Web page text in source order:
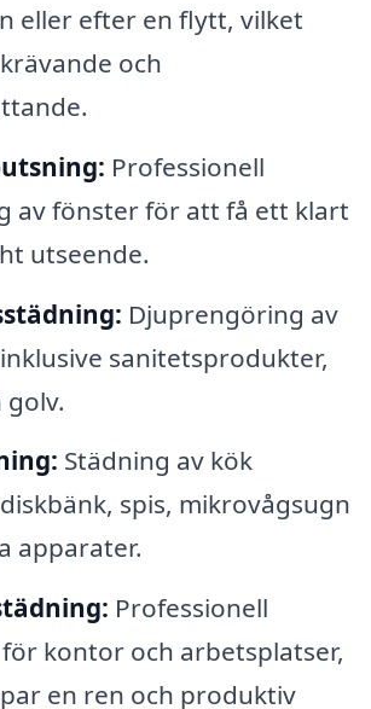
eller efter en flytt, vilket
och
Professionell
av fönster för att få ett klart
utseende.
Djuprengöring av
sanitetsprodukter,
golv.
Städning av kök
spis, mikrovågsugn
apparater.
Professionell
kontor och arbetsplatser,
en ren och produktiv